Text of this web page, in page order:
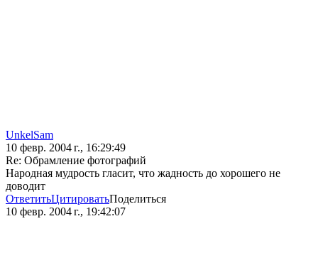
UnkelSam
10 февр. 2004 г., 16:29:49
Re: Обрамление фотографий
Народная мудрость гласит, что жадность до хорошего не
доводит
ОтветитьЦитироватьПоделиться
10 февр. 2004 г., 19:42:07